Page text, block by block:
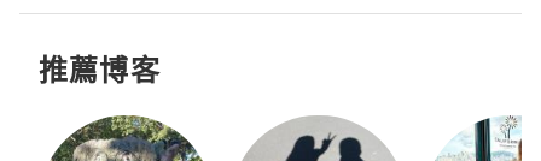
推薦博客